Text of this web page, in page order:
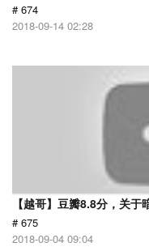
# 674
2018-09-14 02:28
【越哥】豆瓣8.8分，关于
# 675
2018-09-04 09:04